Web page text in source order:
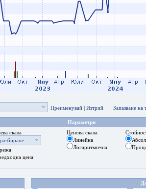
Преименувай | Изтрий Запазване на
Параметри
скала
цена
Ценова скала
Линейна
Логаритмична